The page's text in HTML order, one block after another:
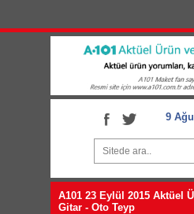
9
A101 23 Eylül 2015 Aktüel
Gitar - Oto Teyp